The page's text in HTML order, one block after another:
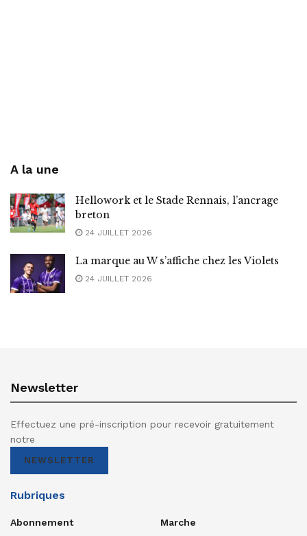
A la une
Hellowork et le Stade Rennais, l’ancrage
breton
24 JUILLET 2026
La marque au W s’affiche chez les Violets
24 JUILLET 2026
Newsletter
Effectuez une pré-inscription pour recevoir gratuitement
notre
NEWSLETTER
Rubriques
Abonnement
Marche